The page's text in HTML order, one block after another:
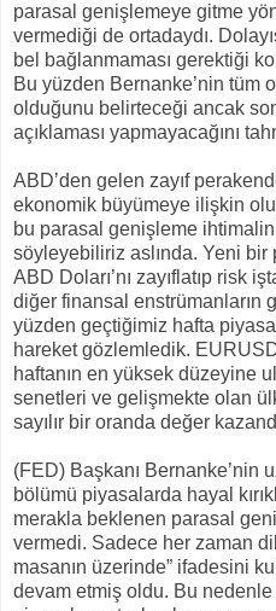
parasal genişlemeye gitme
vermediği de ortadaydı.
bel bağlanmaması gerektiği
Bu yüzden Bernanke’nin tüm
olduğunu belirteceği ancak
açıklaması yapmayacağını
ABD’den gelen zayıf
ekonomik büyümeye ilişkin
bu parasal genişleme
söyleyebiliriz aslında. Yeni
ABD Doları’nı zayıflatıp risk
diğer finansal enstrümanların
yüzden geçtiğimiz hafta
hareket gözlemledik.
haftanın en yüksek düzeyine
senetleri ve gelişmekte olan
sayılır bir oranda değer
(FED) Başkanı Bernanke’nin
bölümü piyasalarda hayal
merakla beklenen parasal
vermedi. Sadece her zaman
masanın üzerinde” ifadesini
devam etmiş oldu. Bu nedenle